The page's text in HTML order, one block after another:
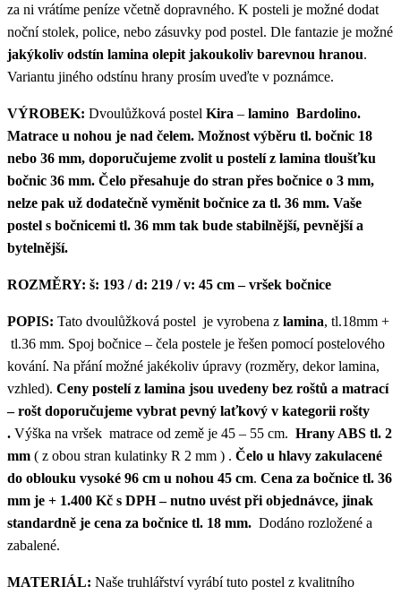
za ni vrátíme peníze včetně dopravného. K posteli je možné dodat
noční stolek, police, nebo zásuvky pod postel. Dle fantazie je možné
jakýkoliv odstín lamina olepit jakoukoliv barevnou hranou.
Variantu jiného odstínu hrany prosím uveďte v poznámce.
VÝROBEK: Dvoulůžková postel Kira – lamino Bardolino.
Matrace u nohou je nad čelem. Možnost výběru tl. bočnic 18
nebo 36 mm, doporučujeme zvolit u postelí z lamina tloušťku
bočnic 36 mm. Čelo přesahuje do stran přes bočnice o 3 mm,
nelze pak už dodatečně vyměnit bočnice za tl. 36 mm. Vaše
postel s bočnicemi tl. 36 mm tak bude stabilnější, pevnější a
bytelnější.
ROZMĚRY: š: 193 / d: 219 / v: 45 cm – vršek bočnice
POPIS: Tato dvoulůžková postel je vyrobena z lamina, tl.18mm +
tl.36 mm. Spoj bočnice – čela postele je řešen pomocí postelového
kování. Na přání možné jakékoliv úpravy (rozměry, dekor lamina,
vzhled). Ceny postelí z lamina jsou uvedeny bez roštů a matrací
– rošt doporučujeme vybrat pevný laťkový v kategorii rošty
. Výška na vršek matrace od země je 45 – 55 cm. Hrany ABS tl. 2
mm ( z obou stran kulatinky R 2 mm ) . Čelo u hlavy zakulacené
do oblouku vysoké 96 cm u nohou 45 cm. Cena za bočnice tl. 36
mm je + 1.400 Kč s DPH – nutno uvést při objednávce, jinak
standardně je cena za bočnice tl. 18 mm. Dodáno rozložené a
zabalené.
MATERIÁL: Naše truhlářství vyrábí tuto postel z kvalitního